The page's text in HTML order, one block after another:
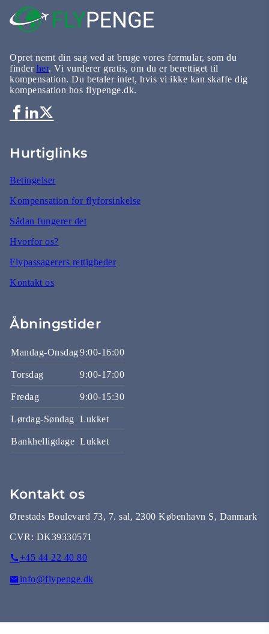
Opret nemt din sag ved at bruge vores formular, som du
finder her. Vi vurderer gratis, om du er berettiget til
kompensation. Du betaler intet, hvis vi ikke kan skaffe dig
kompensation hos flypenge.dk.
Hurtiglinks
Betingelser
Kompensation for flyforsinkelse
Sådan fungerer det
Hvorfor os?
Flypassagerers rettigheder
Kontakt os
Åbningstider
Mandag-Onsdag9:00-16:00
Torsdag 9:00-17:00
Fredag 9:00-15:30
Lørdag-Søndag Lukket
Bankhelligdage Lukket
Kontakt os
Ørestads Boulevard 73, 7. sal, 2300 København S, Danmark
CVR: DK39330571
+45 44 22 40 80
info@flypenge.dk